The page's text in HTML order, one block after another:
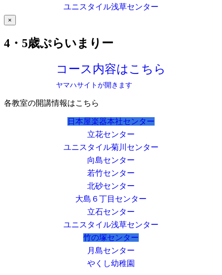
ユニスタイル浅草センター
×
4・5歳ぷらいまりー
コース内容はこちら
ヤマハサイトが開きます
各教室の開講情報はこちら
日本屋楽器本社センター
立花センター
ユニスタイル菊川センター
向島センター
若竹センター
北砂センター
大島６丁目センター
立石センター
ユニスタイル浅草センター
竹の塚センター
月島センター
やくし幼稚園